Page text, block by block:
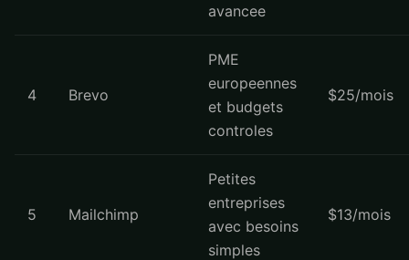
avancee
4 Brevo
PME
europeennes
et budgets
controles
$25/mois
5 Mailchimp
Petites
entreprises
avec besoins
simples
$13/mois